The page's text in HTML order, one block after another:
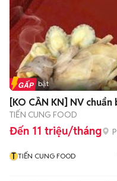
Tin nổi bật
[KO CẦN KN] NV
TIẾN CUNG FOOD
Đến 11 triệu/tháng
T TIẾN CUNG FOOD